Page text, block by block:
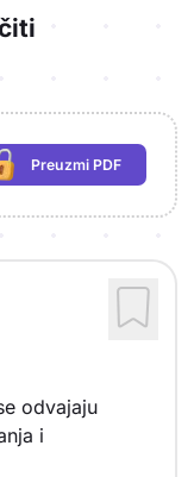
Preuzmi PDF
(potrebna prijava)
odvajaju
i